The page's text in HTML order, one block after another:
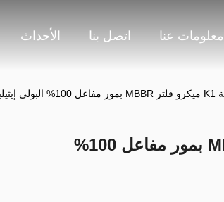
معلومات عنا اتصل بنا الأحداث
DA آمنة غير سامة K1 ميكرو فلتر MBBR بمور مفاعل 100%